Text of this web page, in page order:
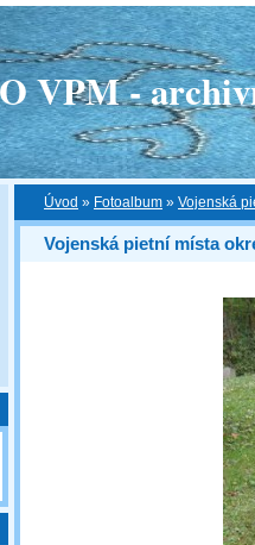
VPM -
Úvod » Fotoalbum » Vojenská
Vojenská pietní místa